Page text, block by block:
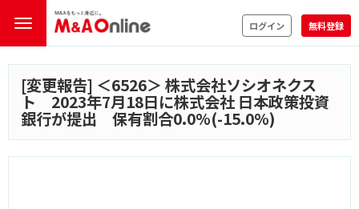
ログイン 無料登録
[変更報告] ＜6526＞ 株式会社ソシオネクス
ト 2023年7月18日に株式会社 日本政策投資
銀行が提出 保有割合0.0%(-15.0%)